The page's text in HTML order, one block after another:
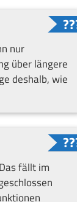
nur
über längere
deshalb, wie
fällt im